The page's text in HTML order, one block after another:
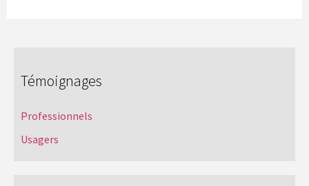
Témoignages
Professionnels
Usagers